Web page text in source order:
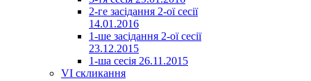
2-ге засідання 2-ої сесії
14.01.2016
1-ше засідання 2-ої сесії
23.12.2015
1-ша сесія 26.11.2015
VI скликання